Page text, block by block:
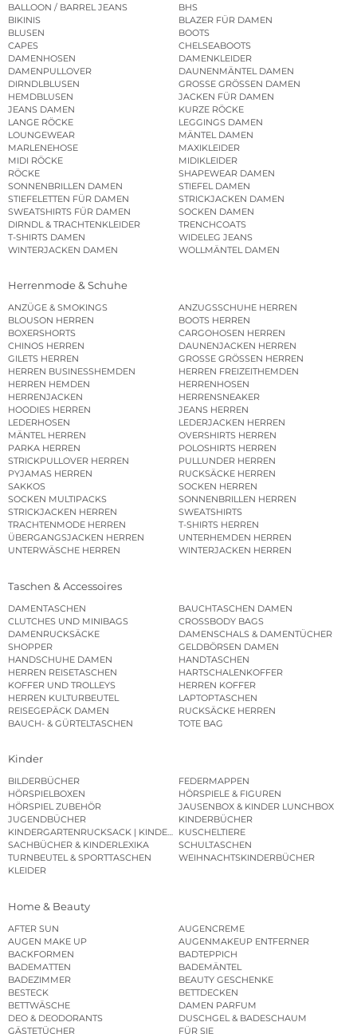
BALLOON / BARREL JEANS
BHS
BIKINIS
BLAZER FÜR DAMEN
BLUSEN
BOOTS
CAPES
CHELSEABOOTS
DAMENHOSEN
DAMENKLEIDER
DAMENPULLOVER
DAUNENMÄNTEL DAMEN
DIRNDLBLUSEN
GROSSE GRÖSSEN DAMEN
HEMDBLUSEN
JACKEN FÜR DAMEN
JEANS DAMEN
KURZE RÖCKE
LANGE RÖCKE
LEGGINGS DAMEN
LOUNGEWEAR
MÄNTEL DAMEN
MARLENEHOSE
MAXIKLEIDER
MIDI RÖCKE
MIDIKLEIDER
RÖCKE
SHAPEWEAR DAMEN
SONNENBRILLEN DAMEN
STIEFEL DAMEN
STIEFELETTEN FÜR DAMEN
STRICKJACKEN DAMEN
SWEATSHIRTS FÜR DAMEN
SOCKEN DAMEN
DIRNDL & TRACHTENKLEIDER
TRENCHCOATS
T-SHIRTS DAMEN
WIDELEG JEANS
WINTERJACKEN DAMEN
WOLLMÄNTEL DAMEN
Herrenmode & Schuhe
ANZÜGE & SMOKINGS
ANZUGSSCHUHE HERREN
BLOUSON HERREN
BOOTS HERREN
BOXERSHORTS
CARGOHOSEN HERREN
CHINOS HERREN
DAUNENJACKEN HERREN
GILETS HERREN
GROSSE GRÖSSEN HERREN
HERREN BUSINESSHEMDEN
HERREN FREIZEITHEMDEN
HERREN HEMDEN
HERRENHOSEN
HERRENJACKEN
HERRENSNEAKER
HOODIES HERREN
JEANS HERREN
LEDERHOSEN
LEDERJACKEN HERREN
MÄNTEL HERREN
OVERSHIRTS HERREN
PARKA HERREN
POLOSHIRTS HERREN
STRICKPULLOVER HERREN
PULLUNDER HERREN
PYJAMAS HERREN
RUCKSÄCKE HERREN
SAKKOS
SOCKEN HERREN
SOCKEN MULTIPACKS
SONNENBRILLEN HERREN
STRICKJACKEN HERREN
SWEATSHIRTS
TRACHTENMODE HERREN
T-SHIRTS HERREN
ÜBERGANGSJACKEN HERREN
UNTERHEMDEN HERREN
UNTERWÄSCHE HERREN
WINTERJACKEN HERREN
Taschen & Accessoires
DAMENTASCHEN
BAUCHTASCHEN DAMEN
CLUTCHES UND MINIBAGS
CROSSBODY BAGS
DAMENRUCKSÄCKE
DAMENSCHALS & DAMENTÜCHER
SHOPPER
GELDBÖRSEN DAMEN
HANDSCHUHE DAMEN
HANDTASCHEN
HERREN REISETASCHEN
HARTSCHALENKOFFER
KOFFER UND TROLLEYS
HERREN KOFFER
HERREN KULTURBEUTEL
LAPTOPTASCHEN
REISEGEPÄCK DAMEN
RUCKSÄCKE HERREN
BAUCH- & GÜRTELTASCHEN
TOTE BAG
Kinder
BILDERBÜCHER
FEDERMAPPEN
HÖRSPIELBOXEN
HÖRSPIELE & FIGUREN
HÖRSPIEL ZUBEHÖR
JAUSENBOX & KINDER LUNCHBOX
JUGENDBÜCHER
KINDERBÜCHER
KINDERGARTENRUCKSACK | KINDERGARTENBEUTEL
KUSCHELTIERE
SACHBÜCHER & KINDERLEXIKA
SCHULTASCHEN
TURNBEUTEL & SPORTTASCHEN
WEIHNACHTSKINDERBÜCHER
KLEIDER
Home & Beauty
AFTER SUN
AUGENCREME
AUGEN MAKE UP
AUGENMAKEUP ENTFERNER
BACKFORMEN
BADTEPPICH
BADEMATTEN
BADEMÄNTEL
BADEZIMMER
BEAUTY GESCHENKE
BESTECK
BETTDECKEN
BETTWÄSCHE
DAMEN PARFUM
DEO & DEODORANTS
DUSCHGEL & BADESCHAUM
GÄSTETÜCHER
FÜR SIE